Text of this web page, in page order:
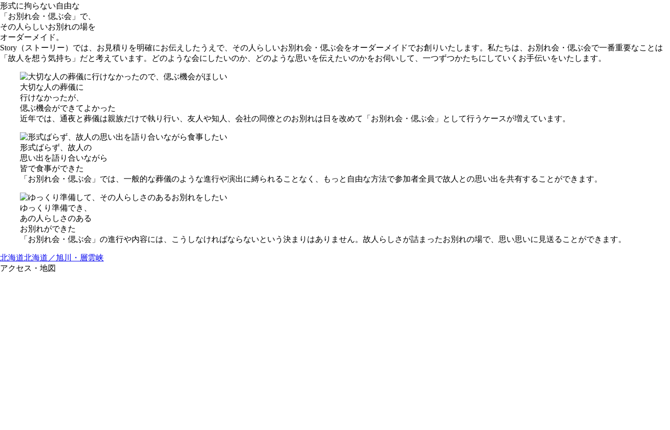
形式に拘らない自由な
「お別れ会・偲ぶ会」で、
その人らしいお別れの場を
オーダーメイド。
Story（ストーリー）では、お見積りを明確にお伝えしたうえで、その人らしいお別れ会・偲ぶ会をオーダーメイドでお創りいたします。私たちは、お別れ会・偲ぶ会で一番重要なことは
「故人を想う気持ち」だと考えています。どのような会にしたいのか、どのような思いを伝えたいのかをお伺いして、一つずつかたちにしていくお手伝いをいたします。
⼤切な⼈の葬儀に
⾏けなかったが、
偲ぶ機会ができてよかった
近年では、通夜と葬儀は親族だけで執り行い、友人や知人、会社の同僚とのお別れは日を改めて「お別れ会・偲ぶ会」として行うケースが増えています。
形式ばらず、故⼈の
思い出を語り合いながら
皆で⾷事ができた
「お別れ会・偲ぶ会」では、一般的な葬儀のような進行や演出に縛られることなく、もっと自由な方法で参加者全員で故人との思い出を共有することができます。
ゆっくり準備でき、
あの⼈らしさのある
お別れができた
「お別れ会・偲ぶ会」の進行や内容には、こうしなければならないという決まりはありません。故人らしさが詰まったお別れの場で、思い思いに見送ることができます。
北海道北海道／旭川・層雲峡
アクセス・地図